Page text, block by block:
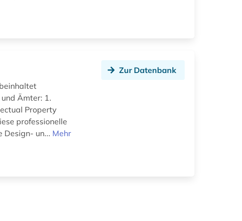
Ämter: 1.
Property
professionelle
Design- un... Mehr
Zur Datenbank